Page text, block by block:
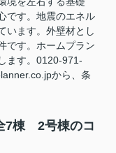
です。地震のエネル
います。外壁材とし
です。ホームプラン
ます。0120-971-
から、条
7棟 2号棟のコ